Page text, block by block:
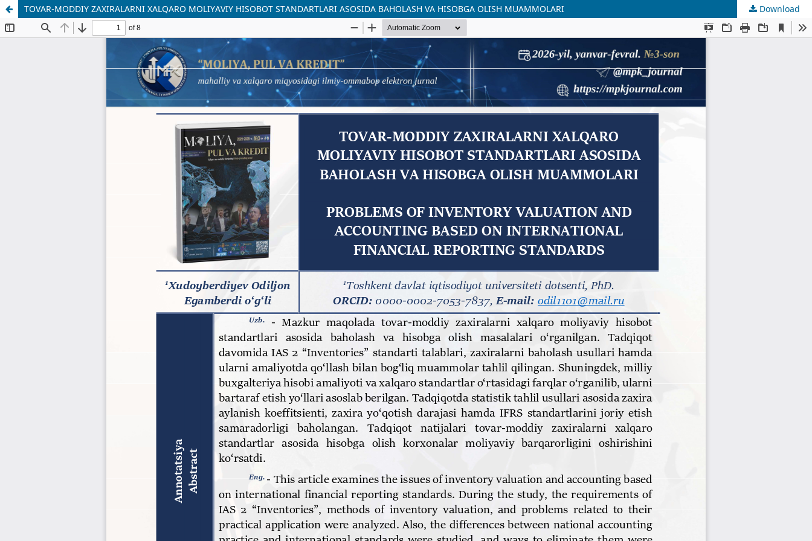
TOVAR-MODDIY ZAXIRALARNI XALQARO MOLIYAVIY HISOBOT STANDARTLARI ASOSIDA BAHOLASH VA HISOBGA OLISH MUAMMOLARI Download